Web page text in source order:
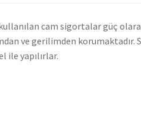
cam sigortalar güç
ve gerilimden
ile yapılırlar.